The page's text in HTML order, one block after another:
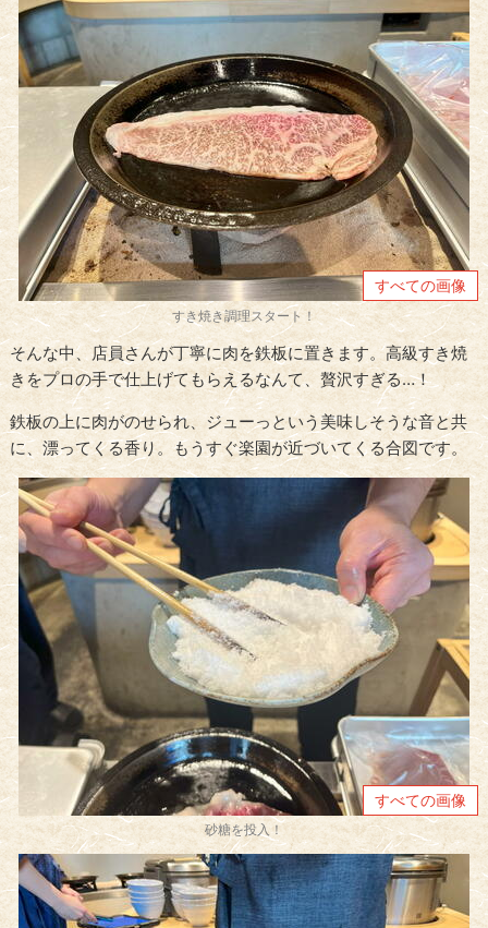
すべての画像
すき焼き調理スタート！
そんな中、店員さんが丁寧に肉を鉄板に置きます。高級すき焼
きをプロの手で仕上げてもらえるなんて、贅沢すぎる…！
鉄板の上に肉がのせられ、ジューっという美味しそうな音と共
に、漂ってくる香り。もうすぐ楽園が近づいてくる合図です。
すべての画像
砂糖を投入！